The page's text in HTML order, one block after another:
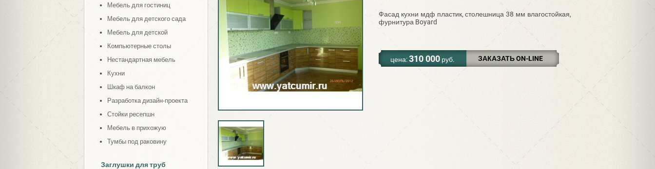
Фасад кухни мдф пластик, столешница 38 мм влагостойкая,
фурнитура Boyard
цена:310 000 руб. ЗАКАЗАТЬ ON-LINE
Мебель для гостиниц
Мебель для детского сада
Мебель для детской
Компьютерные столы
Нестандартная мебель
Кухни
Шкаф на балкон
Разработка дизайн-проекта
Стойки ресепшн
Мебель в прихожую
Тумбы под раковину
Заглушки для труб